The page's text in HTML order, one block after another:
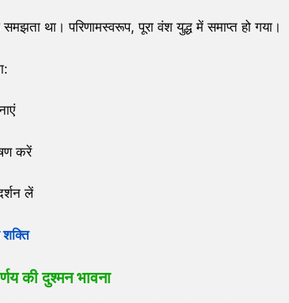
था। परिणामस्वरूप, पूरा वंश युद्ध में समाप्त हो गया।
करें
लें
शक्ति
की दुश्मन भावना